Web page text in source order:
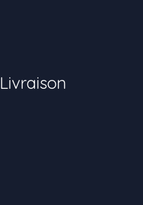
Livraison